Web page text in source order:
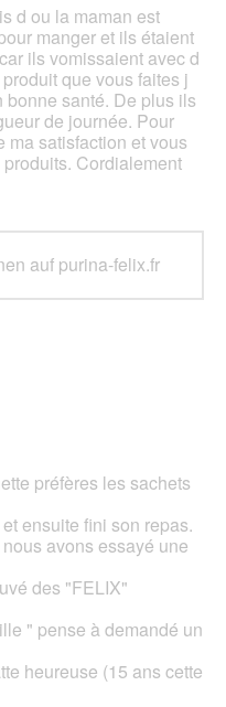
d ou la maman est
manger et ils étaient
ils vomissaient avec d
que vous faites j
bonne santé. De plus ils
de journée. Pour
ma satisfaction et vous
Cordialement
auf purina-felix.fr
préfères les sachets
ensuite fini son repas.
avons essayé une
des "FELIX"
" pense à demandé un
heureuse (15 ans cette